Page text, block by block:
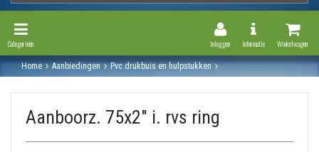
Winkelwagen
Toggle
Informatie
Inloggen
Toggle Navigation
Categorieën
Home Aanbiedingen
Pvc drukbuis en hulpstukken
Aanboorz. 75x2" i. rvs ring